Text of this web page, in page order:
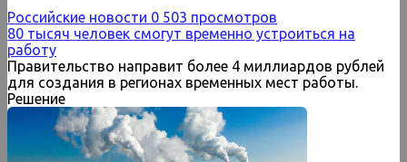
Российские новости 0 503 просмотров
80 тысяч человек смогут временно устроиться на
работу
Правительство направит более 4 миллиардов рублей
для создания в регионах временных мест работы.
Решение